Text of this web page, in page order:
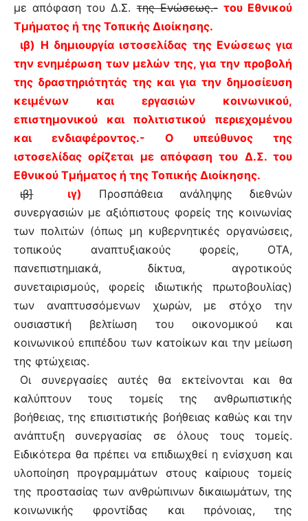
με απόφαση του Δ.Σ.της Ενώσεως.- του Εθνικού
Τμήματος ή της Τοπικής Διοίκησης.
ιβ) Η δημιουργία ιστοσελίδας της Ενώσεως για
την ενημέρωση των μελών της, για την προβολή
της δραστηριότητάς της και για την δημοσίευση
κειμένων και εργασιών κοινωνικού,
επιστημονικού και πολιτιστικού περιεχομένου
και ενδιαφέροντος.- Ο υπεύθυνος της
ιστοσελίδας ορίζεται με απόφαση του Δ.Σ. του
Εθνικού Τμήματος ή της Τοπικής Διοίκησης.
ιβ]
ιγ) Προσπάθεια ανάληψης διεθνών
συνεργασιών με αξιόπιστους φορείς της κοινωνίας
των πολιτών (όπως μη κυβερνητικές οργανώσεις,
τοπικούς αναπτυξιακούς φορείς, ΟΤΑ,
πανεπιστημιακά, δίκτυα, αγροτικούς
συνεταιρισμούς, φορείς ιδιωτικής πρωτοβουλίας)
των αναπτυσσόμενων χωρών, με στόχο την
ουσιαστική βελτίωση του οικονομικού και
κοινωνικού επιπέδου των κατοίκων και την μείωση
της φτώχειας.
Οι συνεργασίες αυτές θα εκτείνονται και θα
καλύπτουν τους τομείς της ανθρωπιστικής
βοήθειας, της επισιτιστικής βοήθειας καθώς και την
ανάπτυξη συνεργασίας σε όλους τους τομείς.
Ειδικότερα θα πρέπει να επιδιωχθεί η ενίσχυση και
υλοποίηση προγραμμάτων στους καίριους τομείς
της προστασίας των ανθρώπινων δικαιωμάτων, της
κοινωνικής φροντίδας και πρόνοιας, της